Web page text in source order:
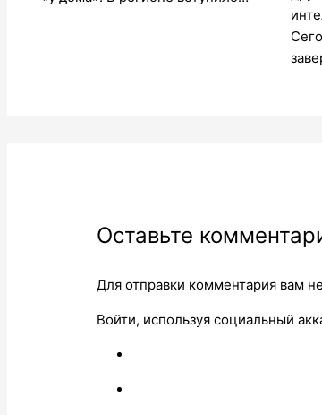
Оставьте
Для отправки комментария вам
Войти, используя социальный